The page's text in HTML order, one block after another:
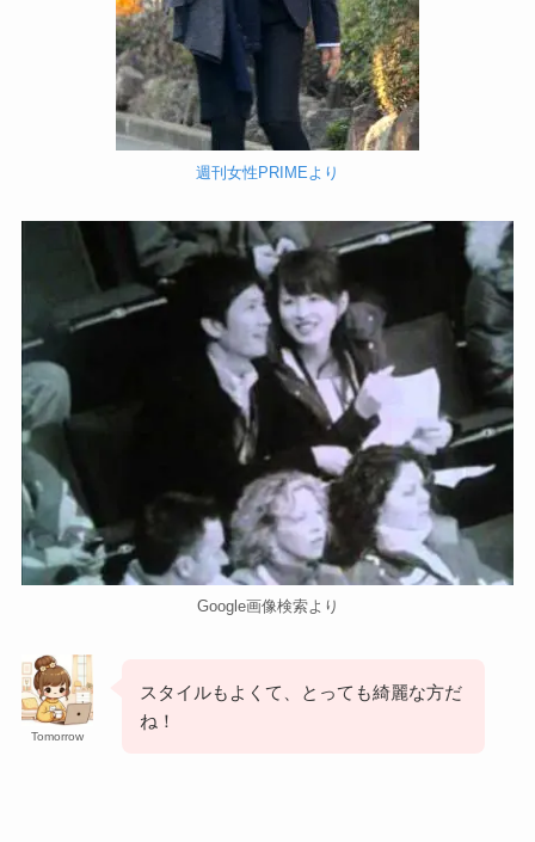
週刊女性PRIMEより
Google画像検索より
Tomorrow
スタイルもよくて、とっても綺麗な方だ
ね！